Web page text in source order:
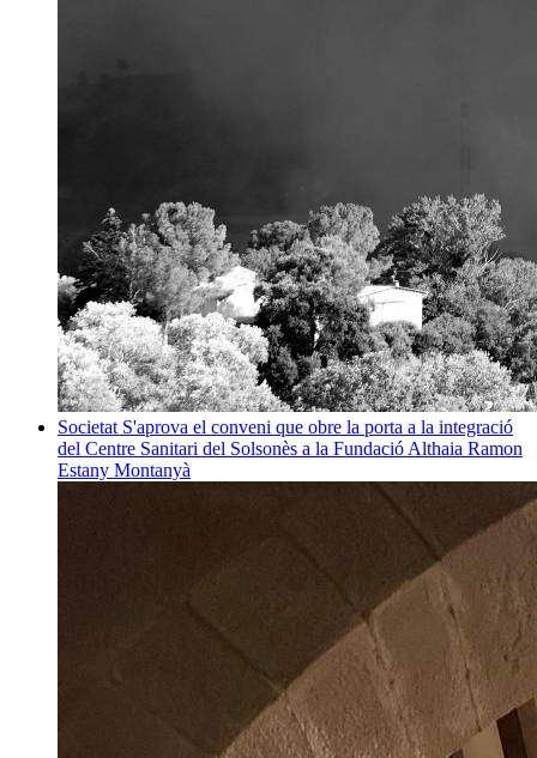
Societat S'aprova el conveni que obre la porta a la integració
del Centre Sanitari del Solsonès a la Fundació Althaia Ramon
Estany Montanyà